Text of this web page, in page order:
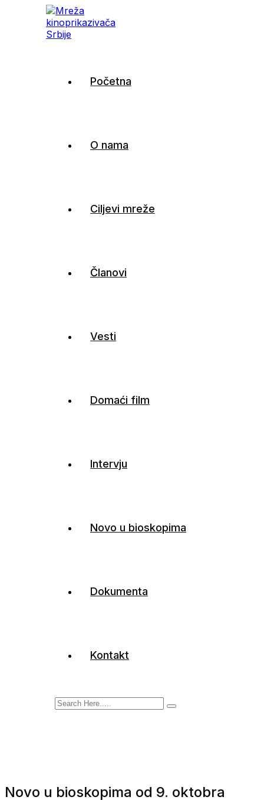
SrbijePočetna
O nama
Ciljevi mreže
Članovi
Vesti
Domaći film
Intervju
Novo u bioskopima
Dokumenta
Kontakt
Novo u bioskopima od 9. oktobra